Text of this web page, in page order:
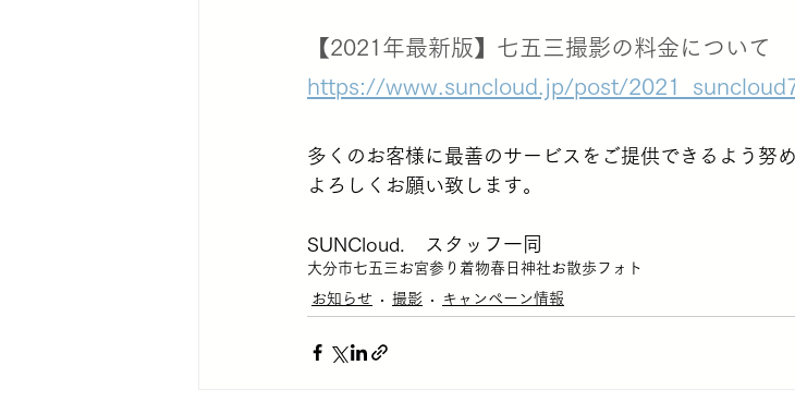
【2021年最新版】七五三撮影の料金について
https://www.suncloud.jp/post/
多くのお客様に最善のサービスをご提供できるよう努
よろしくお願い致します。
SUNCloud.　スタッフ一同
大分市七五三 お宮参り 着物春日神社 お散歩フォト
お知らせ 撮影 キャンペーン情報